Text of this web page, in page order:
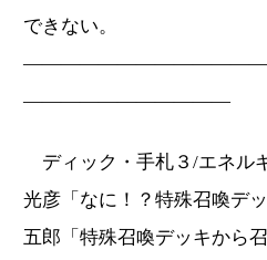
できない。
―――――――――――
ディック・手札３/エネル
光彦「なに！？特殊召喚デ
五郎「特殊召喚デッキから